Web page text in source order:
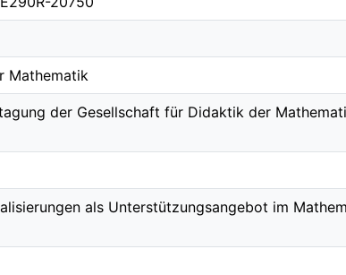
Mathematik
der Gesellschaft für Didaktik der
als Unterstützungsangebot im